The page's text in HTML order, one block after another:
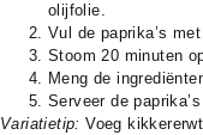
olijfolie.
Vul de paprika’s
Stoom 20 minuten
Meng de
Serveer de
Variatietip: Voeg